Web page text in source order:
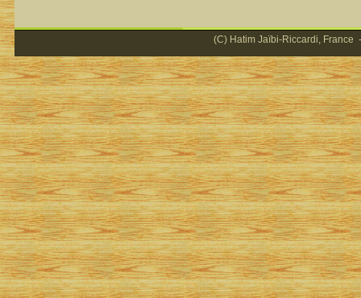
(C) Hatim Jaïbi-Riccardi, France